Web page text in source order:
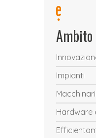
Ambito
Impianti
Macchinari
Hardware